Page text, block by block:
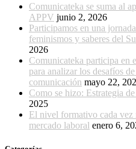
Comunicateka se suma al
APPV junio 2, 2026
Participamos en una
feminismos y saberes del
2026
Comunicateka participa en
para analizar los desafíos
comunicación mayo 22,
Como se hizo: Estrategia
2025
El nivel formativo cada vez
mercado laboral enero 6,